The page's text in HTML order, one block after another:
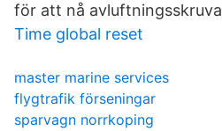
för att nå
Time global reset
master marine services
flygtrafik förseningar
sparvagn norrkoping